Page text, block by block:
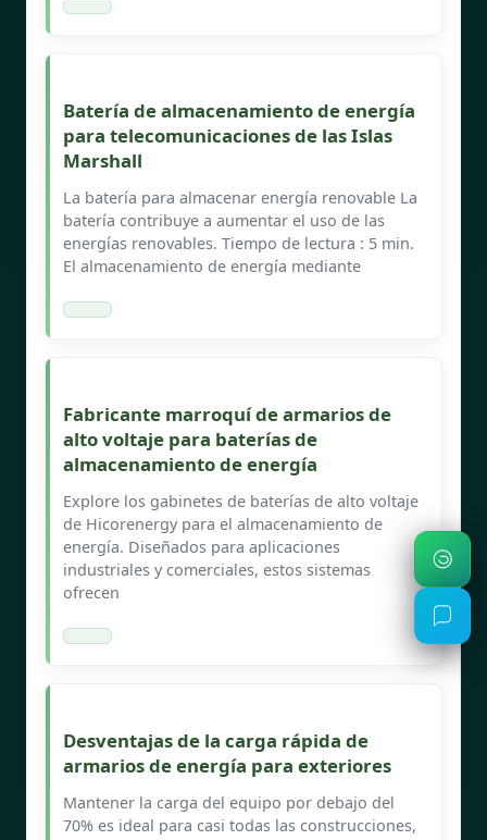
Batería de almacenamiento de energía
para telecomunicaciones de las Islas
Marshall
La batería para almacenar energía renovable La
batería contribuye a aumentar el uso de las
energías renovables. Tiempo de lectura : 5 min.
El almacenamiento de energía mediante
Fabricante marroquí de armarios de
alto voltaje para baterías de
almacenamiento de energía
Explore los gabinetes de baterías de alto voltaje
de Hicorenergy para el almacenamiento de
energía. Diseñados para aplicaciones
industriales y comerciales, estos sistemas
ofrecen
Desventajas de la carga rápida de
armarios de energía para exteriores
Mantener la carga del equipo por debajo del
70% es ideal para casi todas las construcciones,